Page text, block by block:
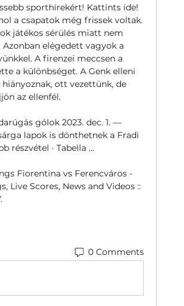
sporthírekért! Kattints ide!
a csapatok még frissek voltak.
játékos sérülés miatt nem
elégedett vagyok a
A firenzei meccsen a
a különbséget. A Genk elleni
ott vezettünk, de
az ellenfél.
gólok 2023. dec. 1. —
lapok is dönthetnek a Fradi
részvétel · Tabella ...
Fiorentina vs Ferencváros -
Live Scores, News and Videos ::
0 Comments